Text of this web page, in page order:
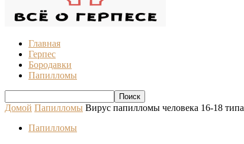
Главная
Герпес
Бородавки
Папилломы
Домой Папилломы Вирус папилломы человека 16-18 типа
Папилломы